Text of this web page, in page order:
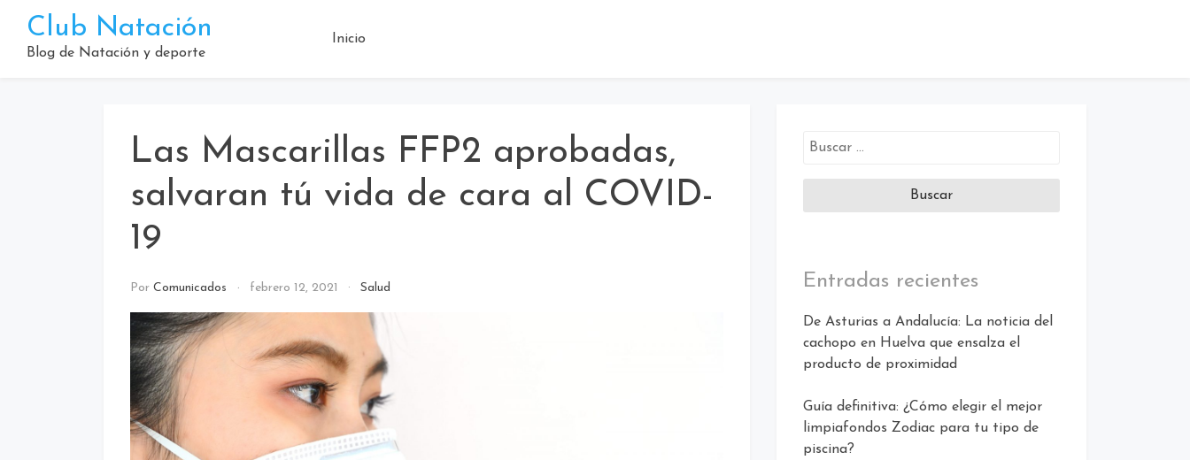
contenido
Club Natación
Blog de Natación y deporte
Inicio
Las Mascarillas FFP2 aprobadas,
salvaran tú vida de cara al COVID-
19
Por Comunicados febrero 12, 2021 Salud
Buscar:
Entradas recientes
De Asturias a Andalucía: La noticia del
cachopo en Huelva que ensalza el
producto de proximidad
Guía definitiva: ¿Cómo elegir el mejor
limpiafondos Zodiac para tu tipo de
piscina?